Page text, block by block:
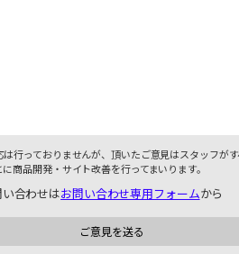
は行っておりませんが、頂いたご意見はスタッフが
商品開発・サイト改善を行ってまいります。
合わせはお問い合わせ専用フォームから